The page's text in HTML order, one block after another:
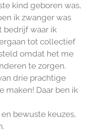
kind geboren was,
ik zwanger was
bedrijf waar ik
tot collectief
omdat het me
te zorgen.
drie prachtige
maken! Daar ben ik
bewuste keuzes,